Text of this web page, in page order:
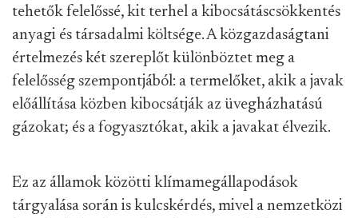
tehetők felelőssé, kit terhel a kibocsátáscsökkentés
anyagi és társadalmi költsége. A közgazdaságtani
értelmezés két szereplőt különböztet meg a
felelősség szempontjából: a termelőket, akik a javak
előállítása közben kibocsátják az üvegházhatású
gázokat; és a fogyasztókat, akik a javakat élvezik.
Ez az államok közötti klímamegállapodások
tárgyalása során is kulcskérdés, mivel a nemzetközi